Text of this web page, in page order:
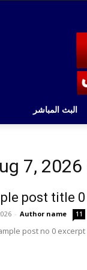
البث المباشر
post title 0
Author name
- 11
post no 0 excerpt.